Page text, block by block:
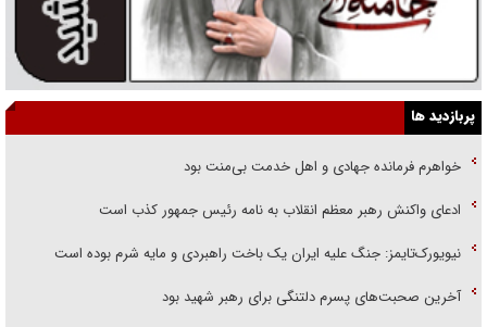
پربازدید ها
خواهرم فرمانده جهادی و اهل خدمت بی‌منت بود
ادعای واکنش رهبر معظم انقلاب به نامه رئیس جمهور کذب است
نیویورک‌تایمز: جنگ علیه ایران یک باخت راهبردی و مایه شرم بوده است
آخرین صحبت‌های پسرم دلتنگی برای رهبر شهید بود